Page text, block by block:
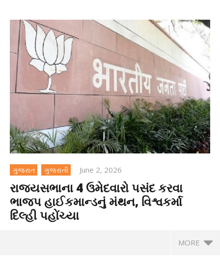
ગુજરાત ગુજરાતી June 2, 2026
રાજ્યસભાના 4 ઉમેદવારો પસંદ કરવા
ભાજપ હાઈકમાન્ડનું મંથન, વિશ્વકર્મા
દિલ્હી પહોંચ્યા
MORE